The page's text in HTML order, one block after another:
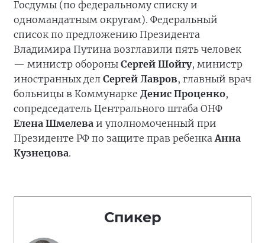
Госдумы (по федеральному списку и
одномандатным округам). Федеральный
список по предложению Президента
Владимира Путина возглавили пять человек
— министр обороны Сергей Шойгу, министр
иностранных дел Сергей Лавров, главный врач
больницы в Коммунарке Денис Проценко,
сопредседатель Центрального штаба ОНФ
Елена Шмелева и уполномоченный при
Президенте РФ по защите прав ребенка Анна
Кузнецова.
Спикер